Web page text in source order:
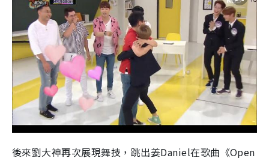
後來劉大神再次展現舞技，跳出姜Daniel在歌曲《Open